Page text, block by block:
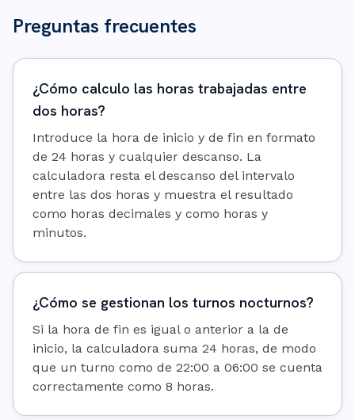
Preguntas frecuentes
¿Cómo calculo las horas trabajadas entre
dos horas?
Introduce la hora de inicio y de fin en formato
de 24 horas y cualquier descanso. La
calculadora resta el descanso del intervalo
entre las dos horas y muestra el resultado
como horas decimales y como horas y
minutos.
¿Cómo se gestionan los turnos nocturnos?
Si la hora de fin es igual o anterior a la de
inicio, la calculadora suma 24 horas, de modo
que un turno como de 22:00 a 06:00 se cuenta
correctamente como 8 horas.